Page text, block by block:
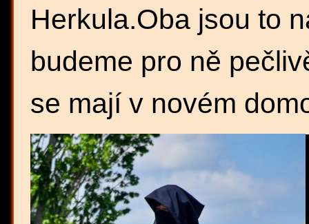
Herkula.Oba jsou to
budeme pro ně
se mají v novém